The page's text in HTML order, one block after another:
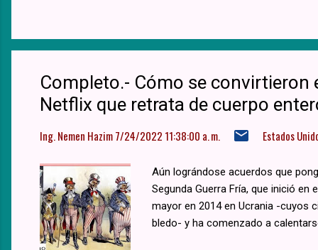
Completo.- Cómo se convirtieron
Netflix que retrata de cuerpo
Ing. Nemen Hazim7/24/2022 11:38:00 a. m. Estados
Aún lográndose acuerdos que
Segunda Guerra Fría, que inició
mayor en 2014 en Ucrania -cuyos
bledo- y ha comenzado a